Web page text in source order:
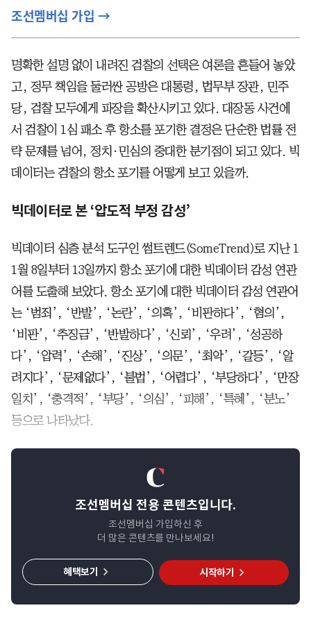
조선멤버십 가입 →
명확한 설명 없이 내려진 검찰의 선택은 여론을 흔들어 놓았
고, 정무 책임을 둘러싼 공방은 대통령, 법무부 장관, 민주
당, 검찰 모두에게 파장을 확산시키고 있다. 대장동 사건에
서 검찰이 1심 패소 후 항소를 포기한 결정은 단순한 법률 전
략 문제를 넘어, 정치·민심의 중대한 분기점이 되고 있다. 빅
데이터는 검찰의 항소 포기를 어떻게 보고 있을까.
빅데이터로 본 ‘압도적 부정 감성’
빅데이터 심층 분석 도구인 썸트렌드(SomeTrend)로 지난 1
1월 8일부터 13일까지 항소 포기에 대한 빅데이터 감성 연관
어를 도출해 보았다. 항소 포기에 대한 빅데이터 감성 연관어
는 ‘범죄’, ‘반발’, ‘논란’, ‘의혹’, ‘비판하다’, ‘혐의’,
‘비판’, ‘추징금’, ‘반발하다’, ‘신뢰’, ‘우려’, ‘성공하
다’, ‘압력’, ‘손해’, ‘진상’, ‘의문’, ‘최악’, ‘갈등’, ‘알
려지다’, ‘문제없다’, ‘불법’, ‘어렵다’, ‘부당하다’, ‘만장
일치’, ‘충격적’, ‘부당’, ‘의심’, ‘피해’, ‘특혜’, ‘분노’
등으로 나타났다.
조선멤버십 전용 콘텐츠입니다.
조선멤버십 가입하신 후
더 많은 콘텐츠를 만나보세요!
시작하기
혜택보기